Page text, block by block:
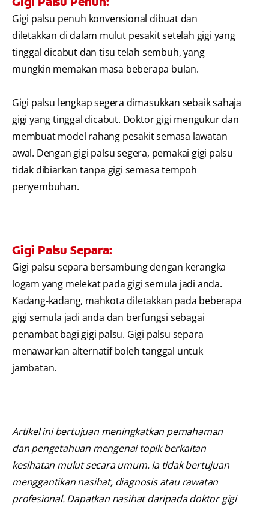
Gigi palsu penuh konvensional dibuat dan
diletakkan di dalam mulut pesakit setelah gigi yang
tinggal dicabut dan tisu telah sembuh, yang
mungkin memakan masa beberapa bulan.
Gigi palsu lengkap segera dimasukkan sebaik sahaja
gigi yang tinggal dicabut. Doktor gigi mengukur dan
membuat model rahang pesakit semasa lawatan
awal. Dengan gigi palsu segera, pemakai gigi palsu
tidak dibiarkan tanpa gigi semasa tempoh
penyembuhan.
Gigi Palsu Separa:
Gigi palsu separa bersambung dengan kerangka
logam yang melekat pada gigi semula jadi anda.
Kadang-kadang, mahkota diletakkan pada beberapa
gigi semula jadi anda dan berfungsi sebagai
penambat bagi gigi palsu. Gigi palsu separa
menawarkan alternatif boleh tanggal untuk
jambatan.
Artikel ini bertujuan meningkatkan pemahaman
dan pengetahuan mengenai topik berkaitan
kesihatan mulut secara umum. Ia tidak bertujuan
menggantikan nasihat, diagnosis atau rawatan
profesional. Dapatkan nasihat daripada doktor gigi